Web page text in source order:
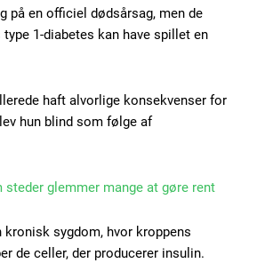
på en officiel dødsårsag, men de
1-diabetes kan have spillet en
haft alvorlige konsekvenser for
hun blind som følge af
steder glemmer mange at gøre rent
kronisk sygdom, hvor kroppens
de celler, der producerer insulin.